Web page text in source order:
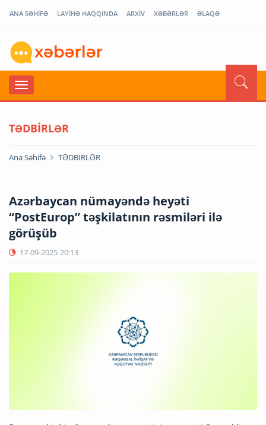
ANA SƏHİFƏ LAYİHƏ HAQQINDA ARXİV XƏBƏRLƏR ƏLAQƏ
TƏDBİRLƏR
Ana Səhifə TƏDBİRLƏR
Azərbaycan nümayəndə heyəti
“PostEurop” təşkilatının rəsmiləri ilə
görüşüb
17-09-2025 20:13